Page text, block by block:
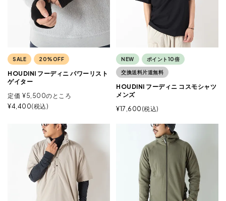
SALE 20%OFF
HOUDINI フーディニ パワーリスト
ゲイター
定価 ¥5,500のところ
¥4,400 税込
NEW ポイント10倍
交換送料片道無料
HOUDINI フーディニ コスモシャツ
メンズ
¥17,600 税込